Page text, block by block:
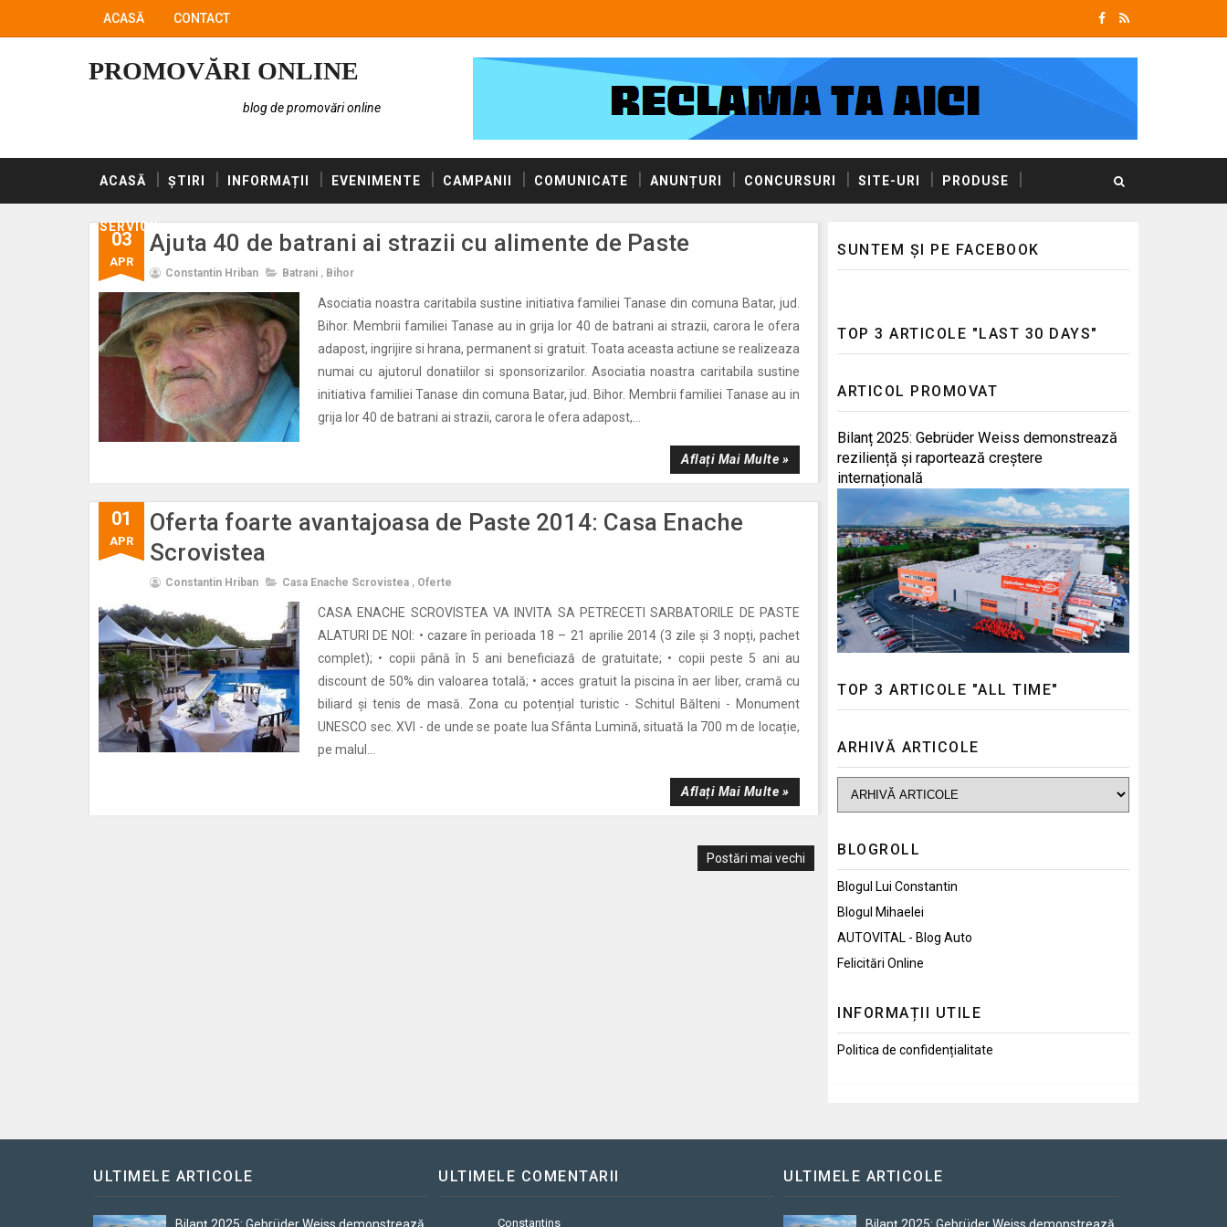
ACASĂ CONTACT
PROMOVĂRI ONLINE
blog de promovări online
ACASĂ ȘTIRI INFORMAȚII EVENIMENTE CAMPANII COMUNICATE ANUNȚURI CONCURSURI SITE-URI PRODUSE
SERVICII
03
APR
Ajuta 40 de batrani ai strazii cu alimente de Paste
Constantin Hriban Batrani , Bihor
Asociatia noastra caritabila sustine initiativa familiei Tanase din comuna Batar, jud.
Bihor. Membrii familiei Tanase au in grija lor 40 de batrani ai strazii, carora le ofera
adapost, ingrijire si hrana, permanent si gratuit. Toata aceasta actiune se realizeaza
numai cu ajutorul donatiilor si sponsorizarilor. Asociatia noastra caritabila sustine
initiativa familiei Tanase din comuna Batar, jud. Bihor. Membrii familiei Tanase au in
grija lor 40 de batrani ai strazii, carora le ofera adapost,...
Aflați Mai Multe »
01
APR
Oferta foarte avantajoasa de Paste 2014: Casa Enache
Scrovistea
Constantin Hriban Casa Enache Scrovistea , Oferte
CASA ENACHE SCROVISTEA VA INVITA SA PETRECETI SARBATORILE DE PASTE
ALATURI DE NOI: • cazare în perioada 18 – 21 aprilie 2014 (3 zile și 3 nopți, pachet
complet); • copii până în 5 ani beneficiază de gratuitate; • copii peste 5 ani au
discount de 50% din valoarea totală; • acces gratuit la piscina în aer liber, cramă cu
biliard și tenis de masă. Zona cu potențial turistic - Schitul Bălteni - Monument
UNESCO sec. XVI - de unde se poate lua Sfânta Lumină, situată la 700 m de locație,
pe malul...
Aflați Mai Multe »
Postări mai vechi
SUNTEM ȘI PE FACEBOOK
TOP 3 ARTICOLE "LAST 30 DAYS"
ARTICOL PROMOVAT
Bilanț 2025: Gebrüder Weiss demonstrează
reziliență și raportează creștere
internațională
TOP 3 ARTICOLE "ALL TIME"
ARHIVĂ ARTICOLE
BLOGROLL
Blogul Lui Constantin
Blogul Mihaelei
AUTOVITAL - Blog Auto
Felicitări Online
INFORMAȚII UTILE
Politica de confidențialitate
ULTIMELE ARTICOLE ULTIMELE COMENTARII
Constantins
ULTIMELE ARTICOLE